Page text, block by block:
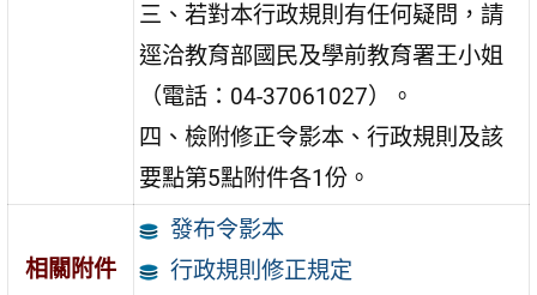
三、若對本行政規則有任何疑問，請
逕洽教育部國民及學前教育署王小姐
（電話：04-37061027）。
四、檢附修正令影本、行政規則及該
要點第5點附件各1份。
相關附件
發布令影本
行政規則修正規定